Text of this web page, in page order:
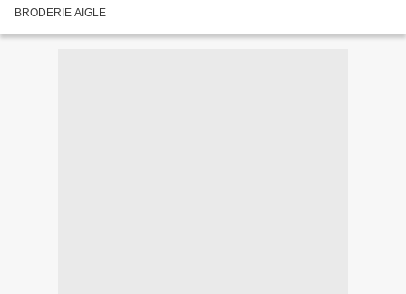
BRODERIE AIGLE